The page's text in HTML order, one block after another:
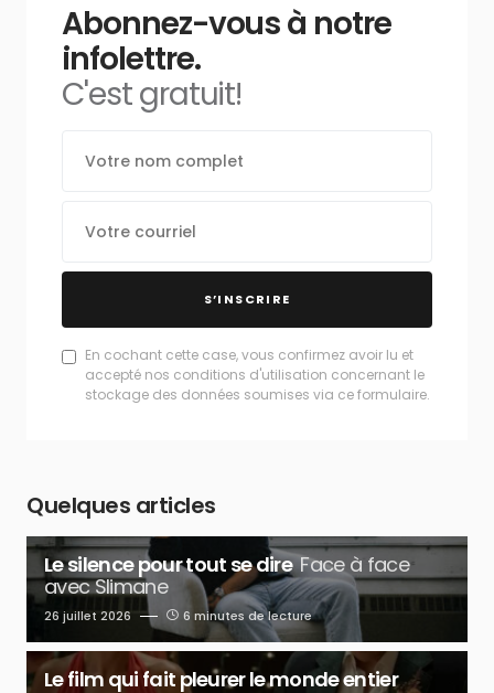
Abonnez-vous à notre
infolettre.
C'est gratuit!
S’INSCRIRE
En cochant cette case, vous confirmez avoir lu et
accepté nos conditions d'utilisation concernant le
stockage des données soumises via ce formulaire.
Quelques articles
Le silence pour tout se dire Face à face
avec Slimane
26 juillet 2026 6 minutes de lecture
Le film qui fait pleurer le monde entier